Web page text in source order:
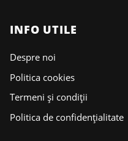
INFO UTILE
Despre noi
Politica cookies
Termeni și condiții
Politica de confidențialitate